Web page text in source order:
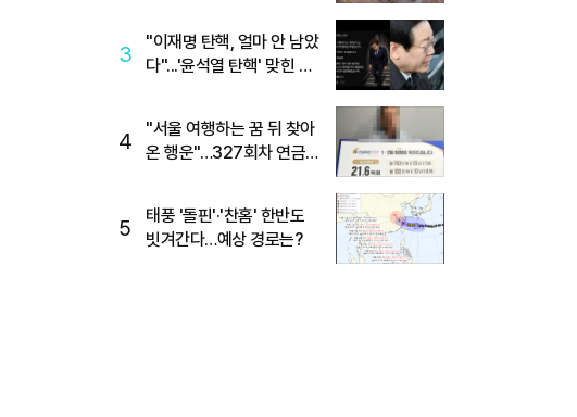
3
"이재명 탄핵, 얼마 안 남았
다"...'윤석열 탄핵' 맞힌 무
4
"서울 여행하는 꿈 뒤 찾아
온 행운"…327회차 연금
5
태풍 '돌핀'·'찬홈' 한반도
빗겨간다…예상 경로는?